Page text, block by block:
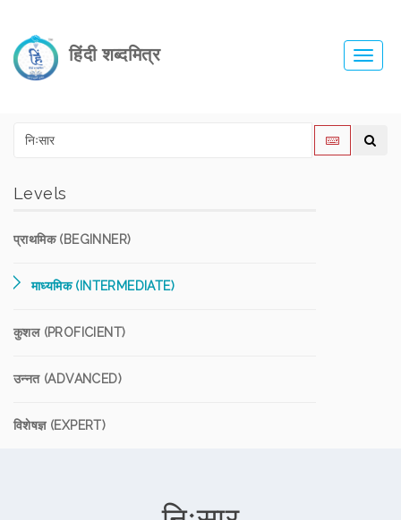
हिंदी शब्दमित्र
Levels
प्राथमिक (BEGINNER)
माध्यमिक (INTERMEDIATE)
कुशल (PROFICIENT)
उन्नत (ADVANCED)
विशेषज्ञ (EXPERT)